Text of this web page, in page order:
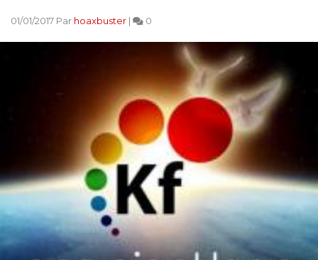
01/01/2017 Par hoaxbuster | 0